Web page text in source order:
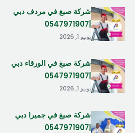
شركة صبغ في مردف دبي
يونيو 1, 2026
شركة صبغ في الورقاء دبي
يونيو 1, 2026
شركة صبغ في جميرا دبي